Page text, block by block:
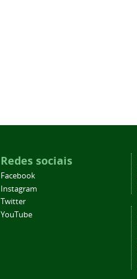
Redes sociais
Facebook
Instagram
Twitter
YouTube